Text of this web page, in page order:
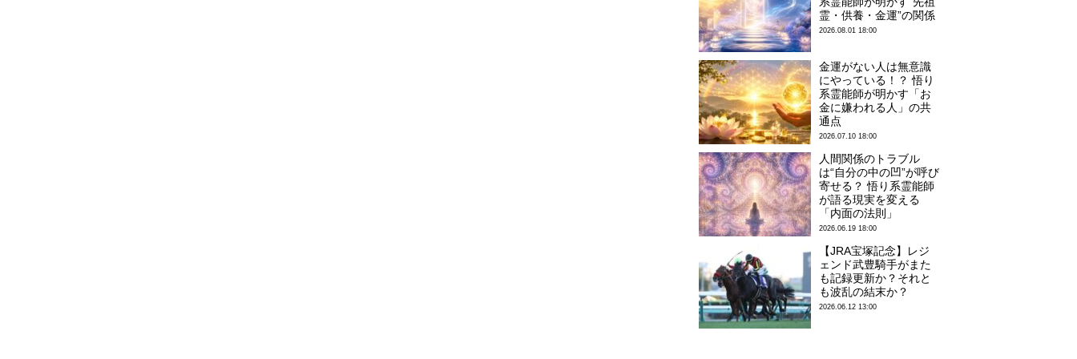
霊・供養・金運”の関係
2026.08.01 18:00
金運がない人は無意識
にやっている！？ 悟り
系霊能師が明かす「お
金に嫌われる人」の共
通点
2026.07.10 18:00
人間関係のトラブル
は“自分の中の凹”が呼び
寄せる？ 悟り系霊能師
が語る現実を変える
「内面の法則」
2026.06.19 18:00
【JRA宝塚記念】レジ
ェンド武豊騎手がまた
も記録更新か？それと
も波乱の結末か？
2026.06.12 13:00